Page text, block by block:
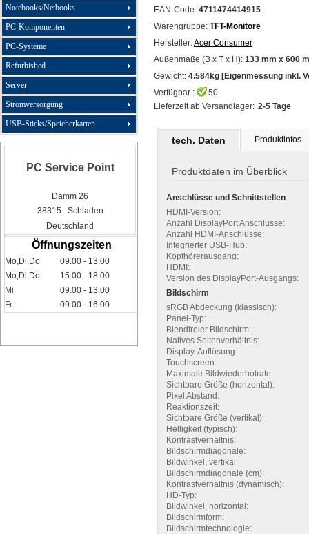
Notebooks/Netbooks
PC-Komponenten
PC-Systeme
Refurbished
Server
Stromversorgung
USB-Sticks/Speicherkarten
PC Service Point
Damm 26
38315 Schladen
Deutschland
Öffnungszeiten
Mo,Di,Do
09.00 - 13.00
Mo,Di,Do
15.00 - 18.00
Mi
09.00 - 13.00
Fr
09.00 - 16.00
EAN-Code: 4711474414915
Warengruppe: TFT-Monitore
Hersteller:Acer Consumer
Außenmaße (B x T x H): 133 mm x 600
Gewicht: 4.584kg [Eigenmessung inkl.
Verfügbar :
50
Lieferzeit ab Versandlager: 2-5 Tage
tech. Daten Produktinfos
Produktdaten im Überblick
Anschlüsse und Schnittstellen
HDMI-Version:
Anzahl DisplayPort Anschlüsse:
Anzahl HDMI-Anschlüsse:
Integrierter USB-Hub:
Kopfhörerausgang:
HDMI:
Version des DisplayPort-Ausgangs:
Bildschirm
sRGB Abdeckung (klassisch):
Panel-Typ:
Blendfreier Bildschirm:
Natives Seitenverhältnis:
Display-Auflösung:
Touchscreen:
Maximale Bildwiederholrate:
Sichtbare Größe (horizontal):
Pixel Abstand:
Reaktionszeit:
Sichtbare Größe (vertikal):
Helligkeit (typisch):
Kontrastverhältnis:
Bildschirmdiagonale:
Bildwinkel, vertikal:
Bildschirmdiagonale (cm):
Kontrastverhältnis (dynamisch):
HD-Typ:
Bildwinkel, horizontal:
Bildschirmform:
Bildschirmtechnologie: